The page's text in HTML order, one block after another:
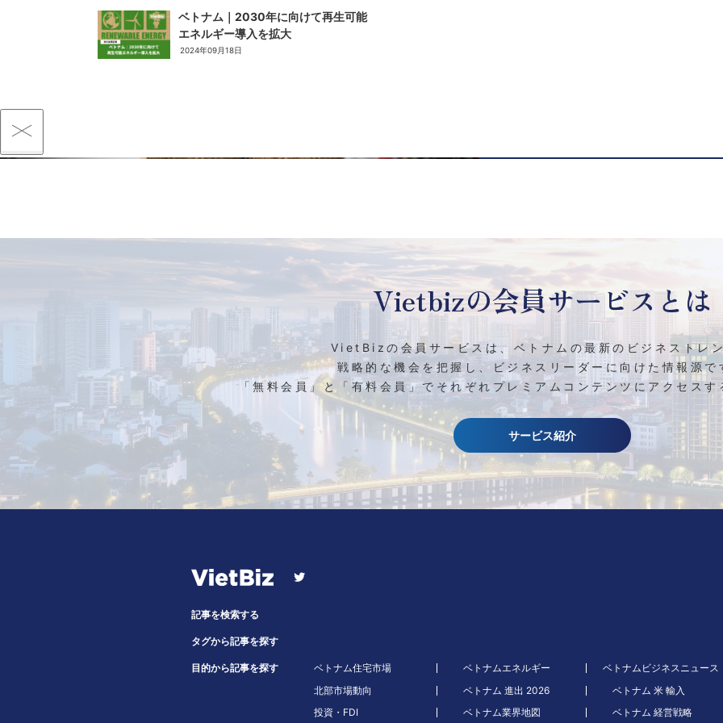
ベトナム｜2030年に向けて再生可能
エネルギー導入を拡大
2024年09月18日
Vietbizの会員サービスとは
VietBizの会員サービスは、ベトナムの最新のビジネストレ
戦略的な機会を把握し、ビジネスリーダーに向けた情報源で
「無料会員」と「有料会員」でそれぞれプレミアムコンテンツにアクセス
サービス紹介
記事を検索する
タグから記事を探す
目的から記事を探す ベトナム住宅市場 ベトナムエネルギー
ベトナムビジネスニュース
北部市場動向
ベトナム 進出 2026
ベトナム 米 輸入
投資・FDI
ベトナム業界地図 ベトナム 経営戦略